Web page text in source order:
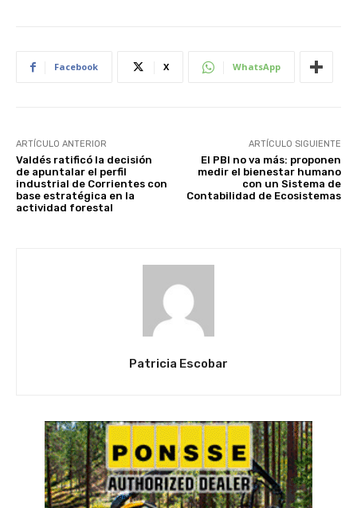
Facebook X WhatsApp
ARTÍCULO ANTERIOR
Valdés ratificó la decisión
de apuntalar el perfil
industrial de Corrientes con
base estratégica en la
actividad forestal
ARTÍCULO SIGUIENTE
El PBI no va más: proponen
medir el bienestar humano
con un Sistema de
Contabilidad de Ecosistemas
Patricia Escobar